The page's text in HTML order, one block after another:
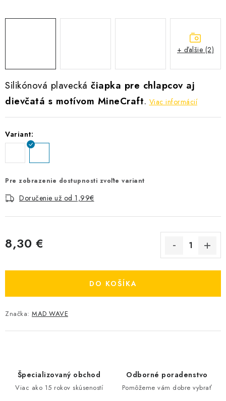
Silikónová plavecká čiapka pre chlapcov aj
dievčatá s motívom MineCraft. Viac informácií
Variant:
Pre zobrazenie dostupnosti zvoľte variant
Doručenie už od 1,99€
8,30 €
DO KOŠÍKA
Značka: MAD WAVE
+ ďalšie (2)
Špecializovaný obchod
Viac ako 15 rokov skúseností
Odborné poradenstvo
Pomôžeme vám dobre vybrať